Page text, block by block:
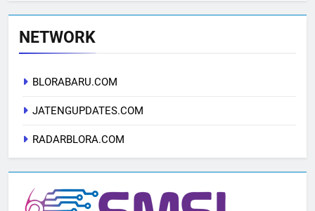
NETWORK
BLORABARU.COM
JATENGUPDATES.COM
RADARBLORA.COM